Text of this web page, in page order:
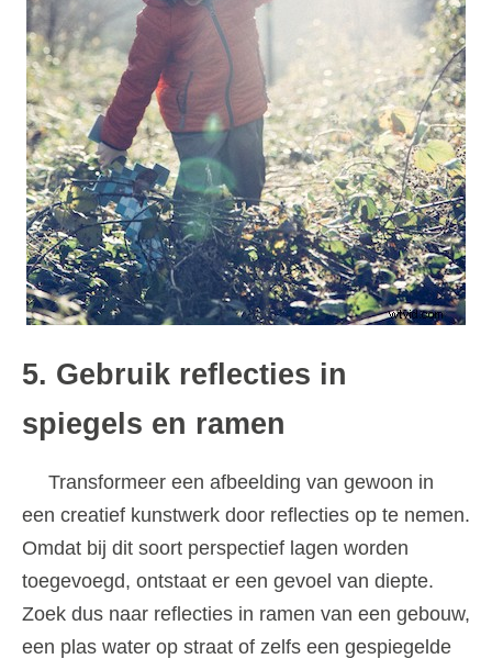
5. Gebruik reflecties in
spiegels en ramen
Transformeer een afbeelding van gewoon in
een creatief kunstwerk door reflecties op te nemen.
Omdat bij dit soort perspectief lagen worden
toegevoegd, ontstaat er een gevoel van diepte.
Zoek dus naar reflecties in ramen van een gebouw,
een plas water op straat of zelfs een gespiegelde